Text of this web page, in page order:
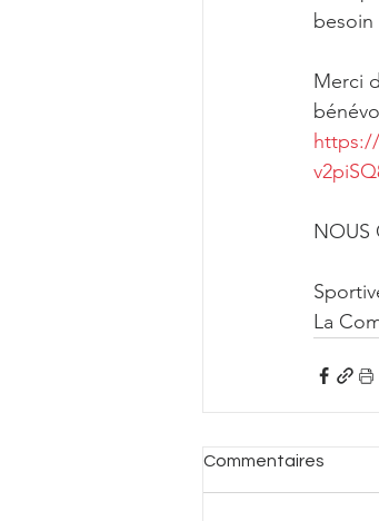
Merci
NOUS
La
Commentaires